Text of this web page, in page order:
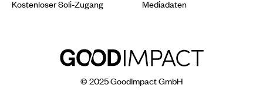
Kostenloser Soli-Zugang
Mediadaten
© 2025 GoodImpact GmbH